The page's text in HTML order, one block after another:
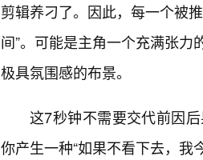
剪辑养刁了。因此，每一个被
间”。可能是主角一个充满张
极具氛围感的布景。
这7秒钟不需要交代前因
你产生一种“如果不看下去，我